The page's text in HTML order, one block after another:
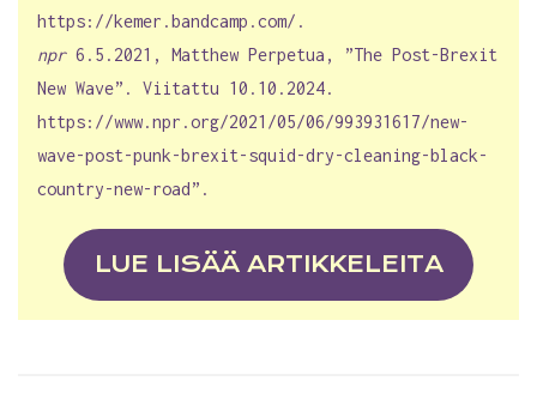
https://kemer.bandcamp.com/.
npr6.5.2021, Matthew Perpetua, ”The Post-Brexit
New Wave”. Viitattu 10.10.2024.
https://www.npr.org/2021/05/06/993931617/new-
wave-post-punk-brexit-squid-dry-cleaning-black-
country-new-road”.
LUE LISÄÄ ARTIKKELEITA